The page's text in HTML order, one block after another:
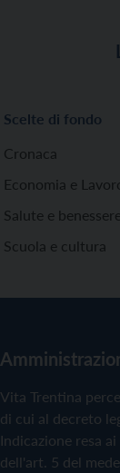
Scelte di fondo
Cronaca
Economia e
Salute e benessere
Scuola e cultura
Vita Trentina
di cui al decreto
Indicazione resa
dell'art. 5 del